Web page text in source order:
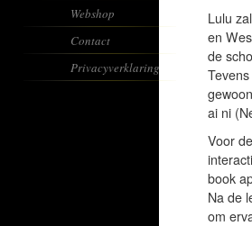
Webshop
Contact
Privacyverklaring
Lulu
en
de
ai ni
Voor
book
Na de
om